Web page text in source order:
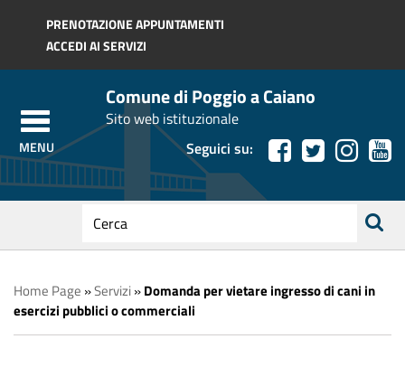
Regione Toscana
PRENOTAZIONE APPUNTAMENTI
ACCEDI AI SERVIZI
Comune di Poggio a Caiano
Sito web istituzionale
Seguici su:
testo
da
cercare
ricerca
Home Page »Servizi»Domanda per vietare ingresso di cani in
esercizi pubblici o commerciali